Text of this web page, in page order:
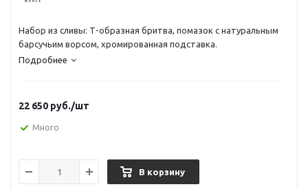
Набор из сливы: Т-образная бритва, помазок с натуральным
барсучьим ворсом, хромированная подставка.
Подробнее
22 650 руб./шт
Много
В корзину